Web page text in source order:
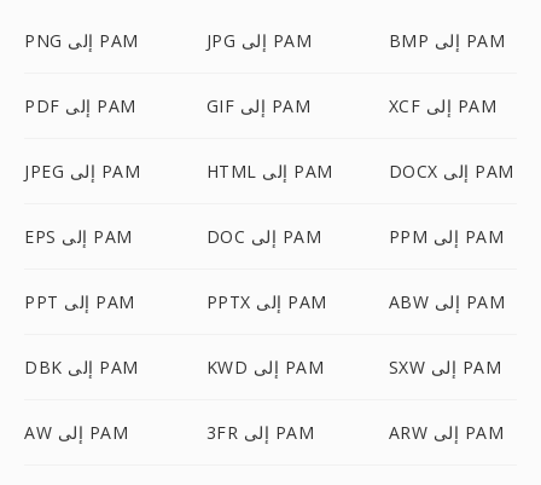
PNG إلى PAM JPG إلى PAM BMP إلى PAM
PDF إلى PAM GIF إلى PAM XCF إلى PAM
JPEG إلى PAM HTML إلى PAM DOCX إلى PAM
EPS إلى PAM DOC إلى PAM PPM إلى PAM
PPT إلى PAM PPTX إلى PAM ABW إلى PAM
DBK إلى PAM KWD إلى PAM SXW إلى PAM
AW إلى PAM 3FR إلى PAM ARW إلى PAM